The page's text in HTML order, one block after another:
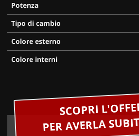
Potenza
Tipo di cambio
Colore esterno
Colore interni
SCOPRI
PER AVERLA